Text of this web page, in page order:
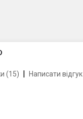
(15) | Написати відгук